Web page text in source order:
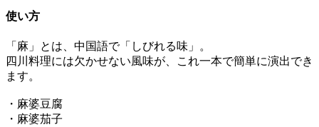
使い方
「麻」とは、中国語で「しびれる味」。
四川料理には欠かせない風味が、これ一本で簡単に演出でき
ます。
・麻婆豆腐
・麻婆茄子